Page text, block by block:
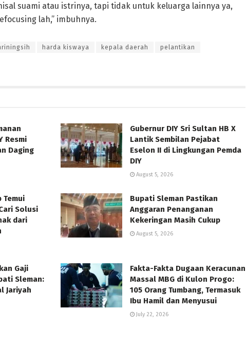
suami atau istrinya, tapi tidak untuk keluarga lainnya ya,
lah,” imbuhnya.
harda kiswaya kepala daerah pelantikan
Resmi
Daging
Gubernur DIY Sri Sultan HB X
Lantik Sembilan Pejabat
Eselon II di Lingkungan Pemda
DIY
August 5, 2026
Temui
Solusi
dari
Bupati Sleman Pastikan
Anggaran Penanganan
Kekeringan Masih Cukup
August 5, 2026
Gaji
Sleman:
Jariyah
Fakta-Fakta Dugaan Keracunan
Massal MBG di Kulon Progo:
105 Orang Tumbang, Termasuk
Ibu Hamil dan Menyusui
July 22, 2026